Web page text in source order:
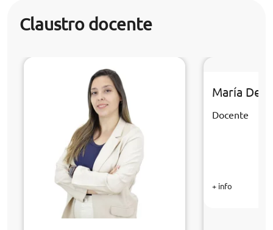
Claustro docente
María Del
Docente
+ info